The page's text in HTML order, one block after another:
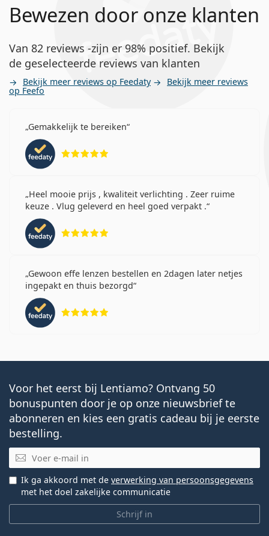
Bewezen door onze klanten
Van 82 reviews -zijn er 98% positief. Bekijk
de geselecteerde reviews van klanten
Bekijk meer reviews op Feedaty Bekijk meer reviews
op Feefo
Gemakkelijk te bereiken
Heel mooie prijs , kwaliteit verlichting . Zeer ruime
keuze . Vlug geleverd en heel goed verpakt .
Gewoon effe lenzen bestellen en 2dagen later netjes
ingepakt en thuis bezorgd
Voor het eerst bij Lentiamo? Ontvang 50
bonuspunten door je op onze nieuwsbrief te
abonneren en kies een gratis cadeau bij je eerste
bestelling.
E-mail
Schrijf in
Ik ga akkoord met de verwerking van persoonsgegevens
met het doel zakelijke communicatie